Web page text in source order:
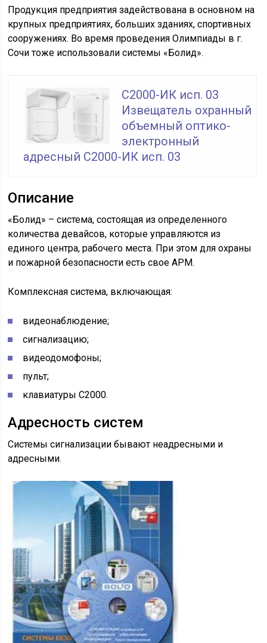
Продукция предприятия задействована в основном на
крупных предприятиях, больших зданиях, спортивных
сооружениях. Во время проведения Олимпиады в г.
Сочи тоже использовали системы «Болид».
С2000-ИК исп. 03
Извещатель охранный
объемный оптико-
электронный
адресный С2000-ИК исп. 03
Описание
«Болид» – система, состоящая из определенного
количества девайсов, которые управляются из
единого центра, рабочего места. При этом для охраны
и пожарной безопасности есть свое АРМ.
Комплексная система, включающая:
видеонаблюдение;
сигнализацию;
видеодомофоны;
пульт;
клавиатуры С2000.
Адресность систем
Системы сигнализации бывают неадресными и
адресными.